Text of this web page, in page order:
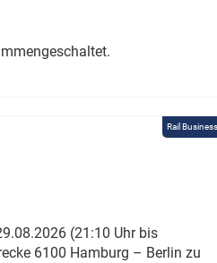
Rail Business
(21:10 Uhr bis
6100 Hamburg – Berlin zu